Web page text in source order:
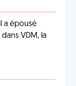
a épousé
VDM, la